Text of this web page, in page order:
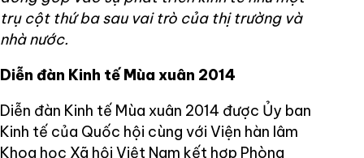
trụ cột thứ ba sau vai trò của thị trường và
nhà nước.
Diễn đàn Kinh tế Mùa xuân 2014
Diễn đàn Kinh tế Mùa xuân 2014 được Ủy ban
Kinh tế của Quốc hội cùng với Viện hàn lâm
Khoa học Xã hội Việt Nam kết hợp Phòng